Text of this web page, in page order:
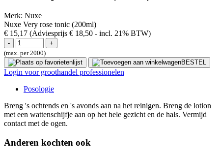
Merk: Nuxe
Nuxe Very rose tonic (200ml)
€ 15,17 (Adviesprijs € 18,50 - incl. 21% BTW)
(max. per 2000)
BESTEL
Login voor groothandel professionelen
Posologie
Breng 's ochtends en 's avonds aan na het reinigen. Breng de lotion
met een wattenschijfje aan op het hele gezicht en de hals. Vermijd
contact met de ogen.
Anderen kochten ook